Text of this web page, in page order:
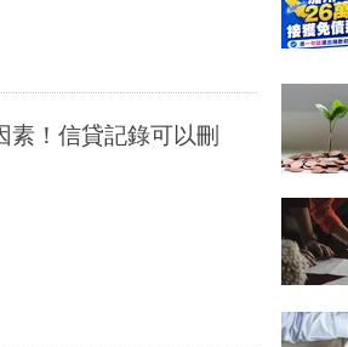
！信貸記錄可以刪